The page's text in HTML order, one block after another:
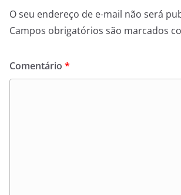
O seu endereço de e-mail não será
Campos obrigatórios são marcados
Comentário *